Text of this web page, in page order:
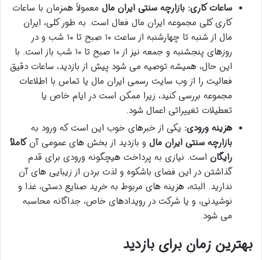
ساعات کاری: بازارچه سنتی ایران مال معمولاً همزمان با ساعات
کاری کلی مجموعه ایران مال فعال است. به طور کلی، ایران
مال از شنبه تا چهارشنبه از ساعت ۱۰ صبح تا ۱۰ شب و در
روزهای پنجشنبه و جمعه نیز از ۱۰ صبح تا ۱۰ شب باز است. با
این حال، همیشه توصیه می شود پیش از بازدید، ساعات دقیق
فعالیت را از وب سایت رسمی ایران مال یا تماس با اطلاعات
مجموعه بررسی کنید، زیرا ممکن است در ایام خاص یا
تعطیلات تغییراتی اعمال شود.
هزینه ورودی: یکی از خبرهای خوب این است که ورود به
بازارچه سنتی ایران مال و بازدید از بخش های عمومی آنکاملاً
رایگان است. نیازی به پرداخت هیچگونه ورودی برای قدم
گذاشتن در این فضای باشکوه و لذت بردن از زیبایی های آن
ندارید. البته، هزینه های مربوط به خرید صنایع دستی، غذا و
نوشیدنی، و یا شرکت در رویدادهای خاص، جداگانه محاسبه
می شود.
بهترین زمان برای بازدید